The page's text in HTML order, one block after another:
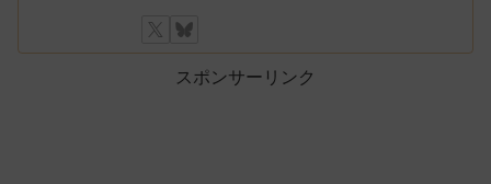
スポンサーリンク